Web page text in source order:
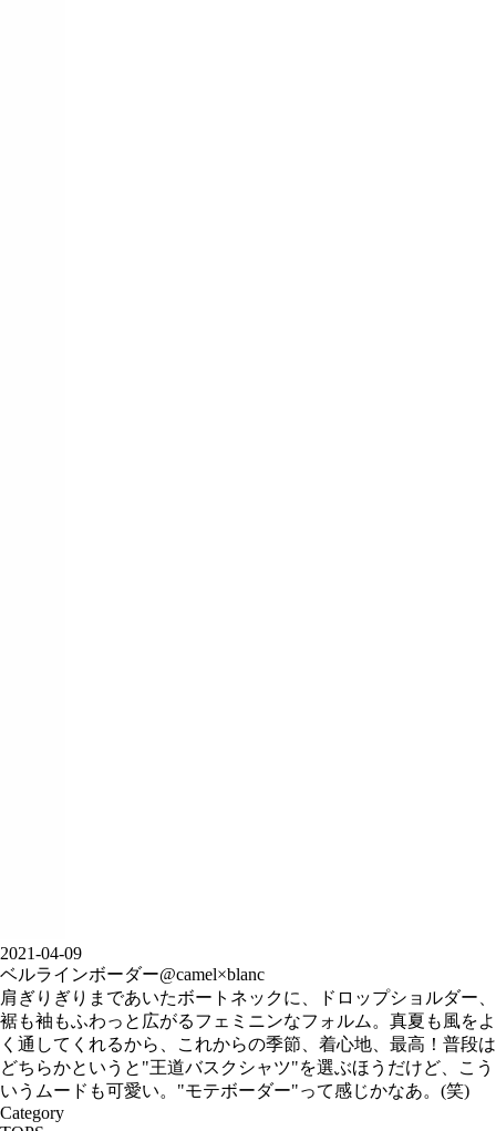
2021-04-09
ベルラインボーダー@camel×blanc
肩ぎりぎりまであいたボートネックに、ドロップショルダー、
裾も袖もふわっと広がるフェミニンなフォルム。真夏も風をよ
く通してくれるから、これからの季節、着心地、最高！普段は
どちらかというと"王道バスクシャツ"を選ぶほうだけど、こう
いうムードも可愛い。"モテボーダー"って感じかなあ。(笑)
Category